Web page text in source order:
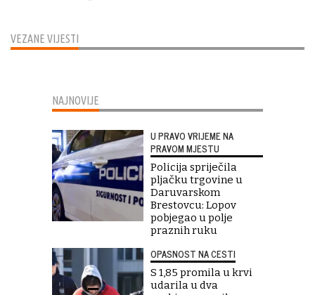
VEZANE VIJESTI
NAJNOVIJE
U PRAVO VRIJEME NA
PRAVOM MJESTU
Policija spriječila
pljačku trgovine u
Daruvarskom
Brestovcu: Lopov
pobjegao u polje
praznih ruku
OPASNOST NA CESTI
S 1,85 promila u krvi
udarila u dva